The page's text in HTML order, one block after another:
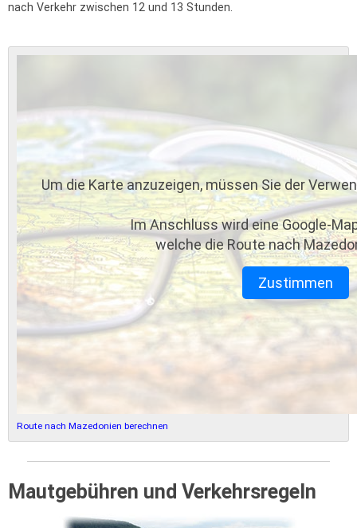
nach Verkehr zwischen 12 und 13 Stunden.
Um die Karte anzuzeigen, müssen Sie der
Im Anschluss wird eine Google-
welche die Route nach
Zustimmen
Route nach Mazedonien berechnen
Mautgebühren und Verkehrsregeln